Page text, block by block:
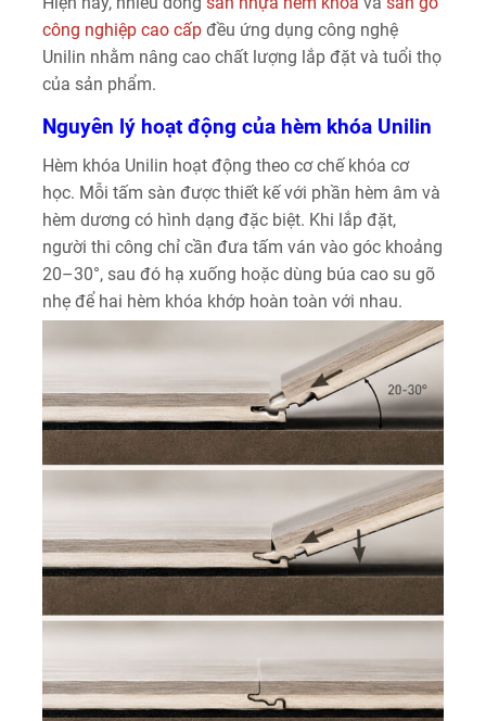
công nghiệp cao cấp đều ứng dụng công nghệ
Unilin nhằm nâng cao chất lượng lắp đặt và tuổi thọ
của sản phẩm.
Nguyên lý hoạt động của hèm khóa Unilin
Hèm khóa Unilin hoạt động theo cơ chế khóa cơ
học. Mỗi tấm sàn được thiết kế với phần hèm âm và
hèm dương có hình dạng đặc biệt. Khi lắp đặt,
người thi công chỉ cần đưa tấm ván vào góc khoảng
20–30°, sau đó hạ xuống hoặc dùng búa cao su gõ
nhẹ để hai hèm khóa khớp hoàn toàn với nhau.